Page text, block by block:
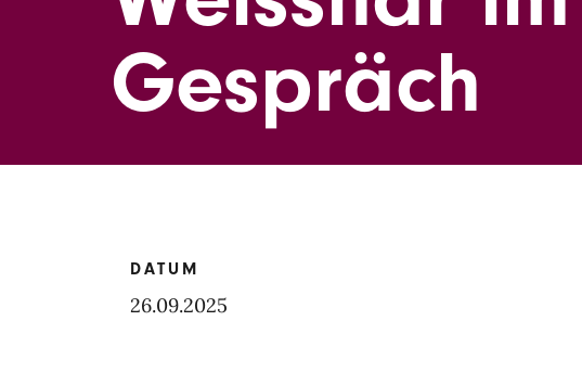
Gespräch
DATUM
26.09.2025